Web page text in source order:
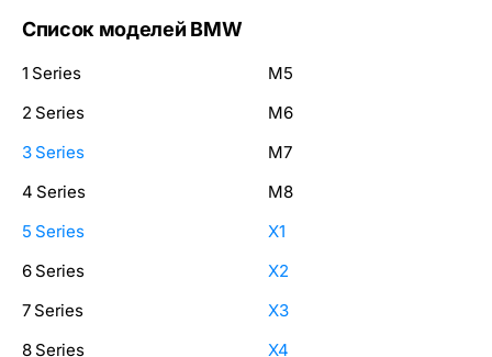
Список моделей BMW
1 Series
2 Series
3 Series
4 Series
5 Series
6 Series
7 Series
8 Series
M5
M6
M7
M8
X1
X2
X3
X4